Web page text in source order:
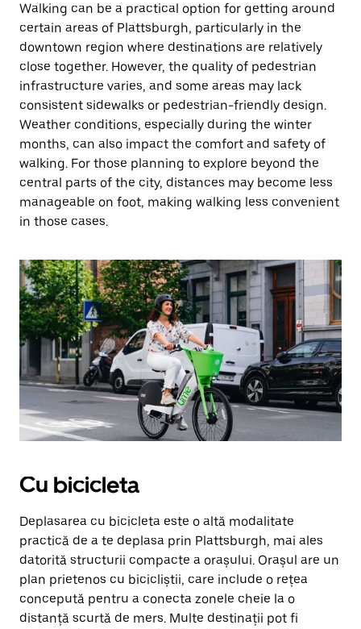
Walking can be a practical option for getting around
certain areas of Plattsburgh, particularly in the
downtown region where destinations are relatively
close together. However, the quality of pedestrian
infrastructure varies, and some areas may lack
consistent sidewalks or pedestrian-friendly design.
Weather conditions, especially during the winter
months, can also impact the comfort and safety of
walking. For those planning to explore beyond the
central parts of the city, distances may become less
manageable on foot, making walking less convenient
in those cases.
Cu bicicleta
Deplasarea cu bicicleta este o altă modalitate
practică de a te deplasa prin Plattsburgh, mai ales
datorită structurii compacte a orașului. Orașul are un
plan prietenos cu bicicliștii, care include o rețea
concepută pentru a conecta zonele cheie la o
distanță scurtă de mers. Multe destinații pot fi